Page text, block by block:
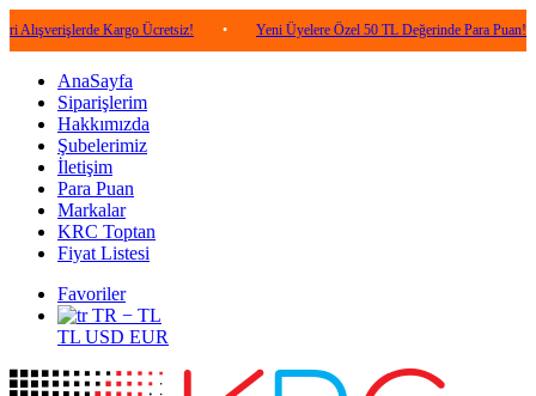
Kargo Ücretsiz! • Yeni Üyelere Özel 50 TL Değerinde Para Puan! •
AnaSayfa
Siparişlerim
Hakkımızda
Şubelerimiz
İletişim
Para Puan
Markalar
KRC Toptan
Fiyat Listesi
Favoriler
TR − TL
TL USD EUR